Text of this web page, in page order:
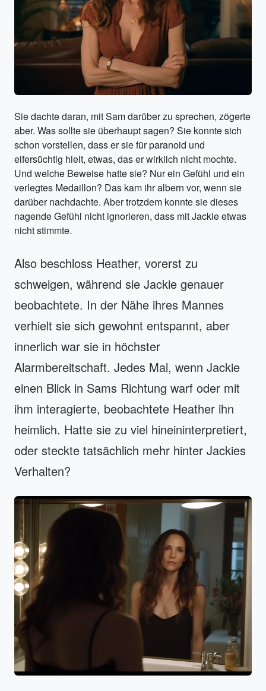
Sie dachte daran, mit Sam darüber zu sprechen, zögerte
aber. Was sollte sie überhaupt sagen? Sie konnte sich
schon vorstellen, dass er sie für paranoid und
eifersüchtig hielt, etwas, das er wirklich nicht mochte.
Und welche Beweise hatte sie? Nur ein Gefühl und ein
verlegtes Medaillon? Das kam ihr albern vor, wenn sie
darüber nachdachte. Aber trotzdem konnte sie dieses
nagende Gefühl nicht ignorieren, dass mit Jackie etwas
nicht stimmte.
Also beschloss Heather, vorerst zu
schweigen, während sie Jackie genauer
beobachtete. In der Nähe ihres Mannes
verhielt sie sich gewohnt entspannt, aber
innerlich war sie in höchster
Alarmbereitschaft. Jedes Mal, wenn Jackie
einen Blick in Sams Richtung warf oder mit
ihm interagierte, beobachtete Heather ihn
heimlich. Hatte sie zu viel hineininterpretiert,
oder steckte tatsächlich mehr hinter Jackies
Verhalten?